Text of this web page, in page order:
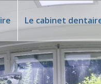
Le cabinet